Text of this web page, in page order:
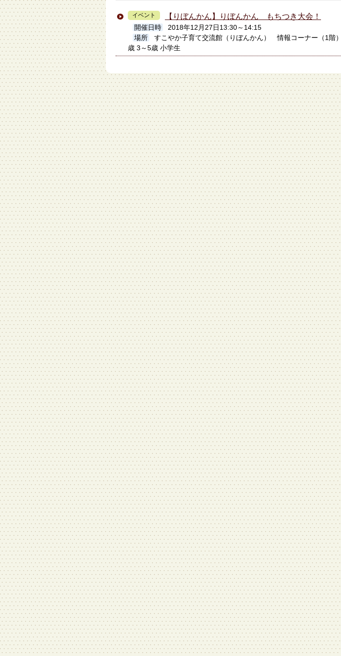
イベント 【りぼんかん】りぼんかん もちつき大会！
開催日時
2018年12月27日13:30～14:15
場所
すこやか子育て交流館（りぼんかん） 情報コーナー（1階）
歳 3～5歳 小学生